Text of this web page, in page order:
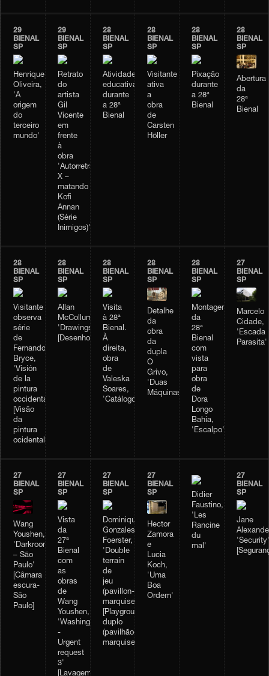
29
BIENAL
SP
Henrique
Oliveira,
'A
origem
do
terceiro
mundo'
29
BIENAL
SP
Retrato
do
artista
Gil
Vicente
em
frente
à
obra
'Autorretrato
X –
matando
Kofi
Annan
(Série
Inimigos)'
28
BIENAL
SP
Atividade
educativa
durante
a 28ª
Bienal
28
BIENAL
SP
Visitante
ativa
a
obra
de
Carsten
Höller
28
BIENAL
SP
Pixação
durante
a 28ª
Bienal
28
BIENAL
SP
Abertura
da
28ª
Bienal
28
BIENAL
SP
Visitante
observa
série
de
Fernando
Bryce,
'Visión
de la
pintura
occidental'
[Visão
da
pintura
ocidental]
28
BIENAL
SP
Allan
McCollum,
'Drawings'
[Desenhos]
28
BIENAL
SP
Visita
à 28ª
Bienal.
À
direita,
obra
de
Valeska
Soares,
'Catálogo'
28
BIENAL
SP
Detalhe
da
obra
da
dupla
O
Grivo,
'Duas
Máquinas'
28
BIENAL
SP
Montagem
da
28ª
Bienal
com
vista
para
obra
de
Dora
Longo
Bahia,
'Escalpo'
27
BIENAL
SP
Marcelo
Cidade,
'Escada
Parasita'
27
BIENAL
SP
Wang
Youshen,
'Darkroom
– São
Paulo'
[Câmara
escura-
São
Paulo]
27
BIENAL
SP
Vista
da
27ª
Bienal
com
as
obras
de
Wang
Youshen,
'Washing
-
Urgent
request
3'
[Lavagem-
27
BIENAL
SP
Dominique
Gonzales-
Foerster,
'Double
terrain
de
jeu
(pavillon-
marquise)'
[Playground
duplo
(pavilhão-
marquise)]
27
BIENAL
SP
Hector
Zamora
e
Lucia
Koch,
'Uma
Boa
Ordem'
Didier
Faustino,
'Les
Rancine
du
mal'
27
BIENAL
SP
Jane
'Security'